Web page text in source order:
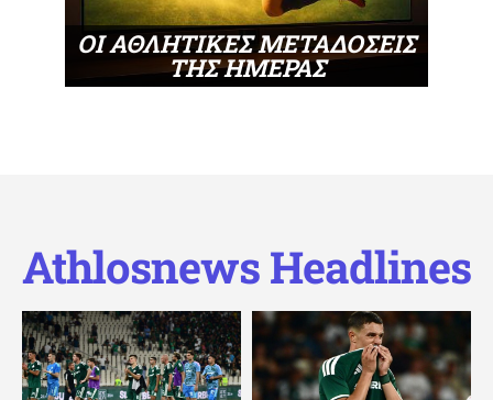
ΟΙ ΑΘΛΗΤΙΚΕΣ ΜΕΤΑΔΟΣΕΙΣ
ΤΗΣ ΗΜΕΡΑΣ
Athlosnews Headlines